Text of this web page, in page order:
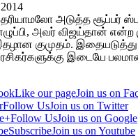
அடுத்த சூப்பர்
அவர் விஜய்தான் என்ற
குமுதம். இதையடுத்து
இடையே
Like our pageJoin us on
Follow UsJoin us on Twitter
Follow UsJoin us on Google
SubscribeJoin us on Youtube